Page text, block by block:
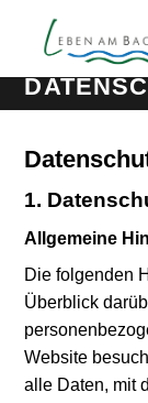
1.
Allgemeine
Die folgenden
Überblick
Website
alle Daten, mit